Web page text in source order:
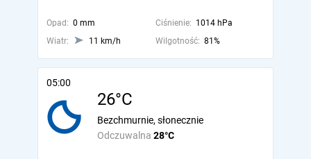
Opad: 0 mm Ciśnienie: 1014 hPa
Wiatr:
11 km/h Wilgotność: 81%
05:00
26°C
Odczuwalna 28°C
Bezchmurnie, słonecznie